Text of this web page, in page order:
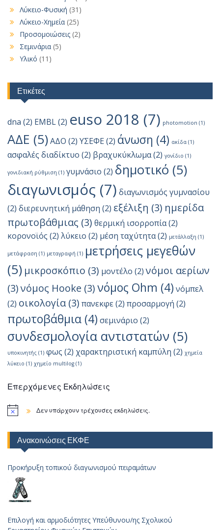
Λύκειο-Φυσική (31)
Λύκειο-Χημεία (25)
Προσομοιώσεις (2)
Σεμινάρια (5)
Υλικό (11)
Ετικέτες
dna (2) EMBL(2) euso 2018 (7) photomotion (1)
ΑΔΕ (5)ΑΔΟ (2) ΥΣΕΦΕ(2) άνωση (4) ακίδα (1)
ασφαλές διαδίκτυο (2) βραχυκύκλωμα(2) γονίδιο (1)
γονιδιακή ρύθμιση (1) γυμνάσιο (2) δημοτικό (5)
διαγωνισμός (7) διαγωνισμός γυμνασίου
(2) διερευνητική μάθηση (2) εξέλιξη (3) ημερίδα
πρωτοβάθμιας (3) θερμική ισορροπία(2)
κορονοϊός (2) λύκειο (2) μέση ταχύτητα(2) μετάλλαξη (1)
μετάφραση (1) μεταγραφή (1) μετρήσεις μεγεθών
(5) μικροσκόπιο (3) μοντέλο (2) νόμοι αερίων
(3)νόμος Hooke (3)νόμος Ohm (4) νόμπελ
(2) οικολογία(3) πανεκφε(2) προσαρμογή (2)
πρωτοβάθμια (4) σεμινάριο (2)
συνδεσμολογία αντιστατών (5)
υποκινητής (1) φως (2) χαρακτηριστική καμπύλη (2) χημεία
λύκειο (1) χημείο multilog (1)
Επερχόμενες Εκδηλώσεις
Δεν υπάρχουν τρέχουσες εκδηλώσεις.
Ανακοινώσεις ΕΚΦΕ
Προκήρυξη τοπικού διαγωνισμού πειραμάτων
Επιλογή και αρμοδιότητες Υπεύθυνου/ης Σχολικού